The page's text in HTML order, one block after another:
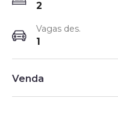
2
Vagas des.
1
Venda